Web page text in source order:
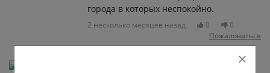
города в которых неспокойно.
2 несколько месяцев назад 0
0
Пожаловаться